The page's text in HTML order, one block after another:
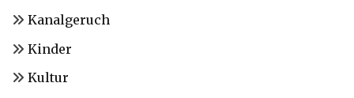
Kanalgeruch
Kinder
Kultur